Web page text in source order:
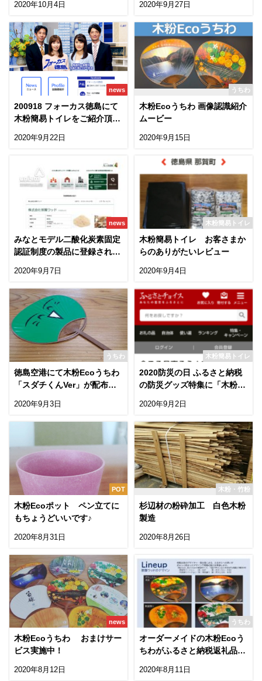
2020年10月4日 2020年9月27日
news
200918 フォーカス徳島にて
木粉簡易トイレをご紹介頂き
2020年9月22日
うちわ
木粉Ecoうちわ 画像認識紹介
ムービー
2020年9月15日
news
みなとモデル二酸化炭素固定
認証制度の製品に登録されま
2020年9月7日
木粉簡易トイレ
木粉簡易トイレ お客さまか
らのありがたいレビュー
2020年9月4日
うちわ
徳島空港にて木粉Ecoうちわ
「スダチくんVer」が配布さ
2020年9月3日
木粉簡易トイレ
2020防災の日 ふるさと納税
の防災グッズ特集に「木粉簡
2020年9月2日
POT
木粉Ecoポット ペン立てに
もちょうどいいです♪
2020年8月31日
木粉・竹粉
杉辺材の粉砕加工 白色木粉
製造
2020年8月26日
news
木粉Ecoうちわ おまけサー
ビス実施中！
2020年8月12日
うちわ
オーダーメイドの木粉Ecoう
ちわがふるさと納税返礼品
2020年8月11日